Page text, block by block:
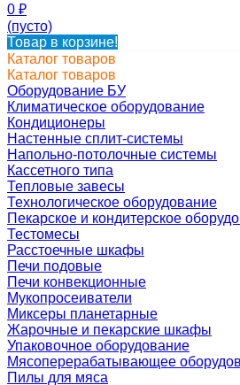
0 ₽
(пусто)
Товар в корзине!
Каталог товаров
Каталог товаров
Оборудование БУ
Климатическое оборудование
Кондиционеры
Настенные сплит-системы
Напольно-потолочные системы
Кассетного типа
Тепловые завесы
Технологическое оборудование
Пекарское и кондитерское
Тестомесы
Расстоечные шкафы
Печи подовые
Печи конвекционные
Мукопросеиватели
Миксеры планетарные
Жарочные и пекарские шкафы
Упаковочное оборудование
Мясоперерабатывающее
Пилы для мяса